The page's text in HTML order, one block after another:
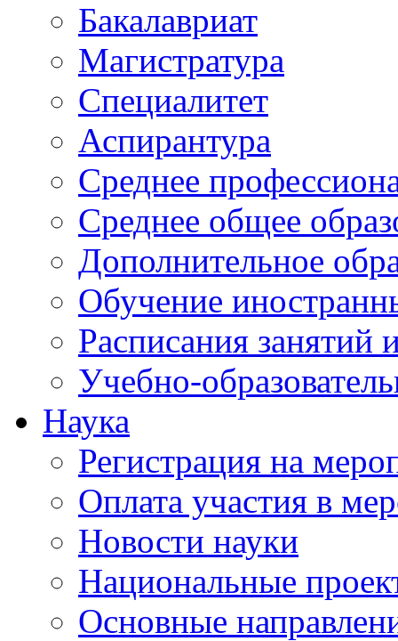
Бакалавриат
Магистратура
Специалитет
Аспирантура
Среднее
Среднее общее
Дополнительное
Обучение
Расписания занятий
Учебно-
Наука
Регистрация на
Оплата участия в
Новости науки
Национальные
Основные